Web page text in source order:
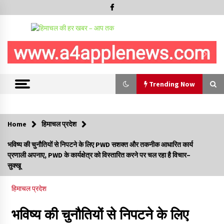
Trending Now
हमीरपुर के बड़सर में मनाया जाएगा राज्यस्तरीय स्वतंत्रता दिवस समारोह, CM
सुक्खू करेंगे ध्वजारोहण
07/08/2026
07/08/2026
Home हिमाचल प्रदेश
भविष्य की चुनौतियों से निपटने के लिए PWD सशक्त और तकनीक आधारित कार्य
प्रणाली अपनाए, PWD के कार्यक्षेत्र को विस्तारित करने पर चल रहा है विचार–
सुक्खू
हिमाचल प्रदेश
भविष्य की चुनौतियों से निपटने के लिए